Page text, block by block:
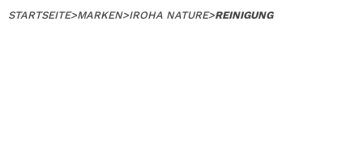
STARTSEITE>MARKEN>IROHA NATURE>REINIGUNG